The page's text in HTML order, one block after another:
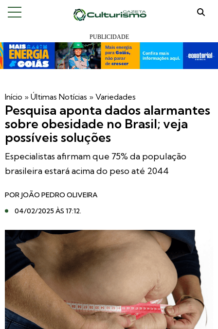
Início » Últimas Notícias » Variedades
Pesquisa aponta dados alarmantes
sobre obesidade no Brasil; veja
possíveis soluções
Especialistas afirmam que 75% da população
brasileira estará acima do peso até 2044
POR JOÃO PEDRO OLIVEIRA
04/02/2025 ÀS 17:12.